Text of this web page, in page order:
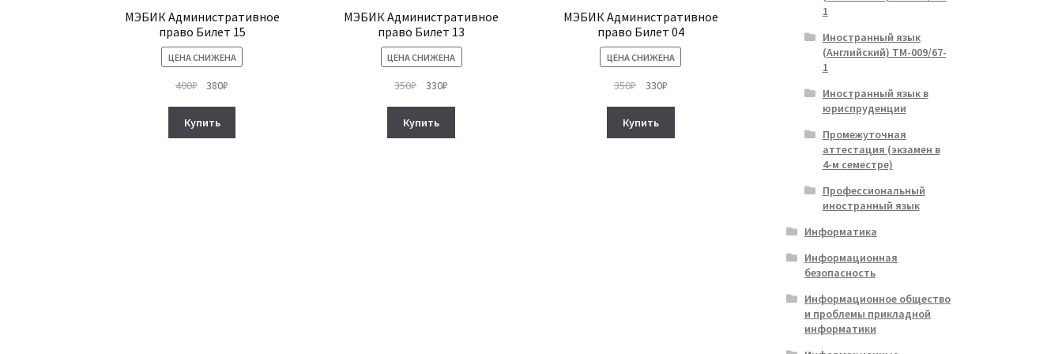
МЭБИК Административное
право Билет 15
ЦЕНА СНИЖЕНА
400₽
Первоначальная
составляла
400₽.
380₽
Купить
МЭБИК Административное
право Билет 13
ЦЕНА СНИЖЕНА
350₽
Первоначальная
составляла
350₽.
330₽
Купить
МЭБИК Административное
право Билет 04
ЦЕНА СНИЖЕНА
350₽
Первоначальная
составляла
350₽.
330₽Текущая
Купить
1
Иностранный язык
(Английский) ТМ-009/67-
1
Иностранный язык в
юриспруденции
Промежуточная
аттестация (экзамен в
4-м семестре)
Профессиональный
иностранный язык
Информатика
Информационная
безопасность
Информационное общество
и проблемы прикладной
информатики